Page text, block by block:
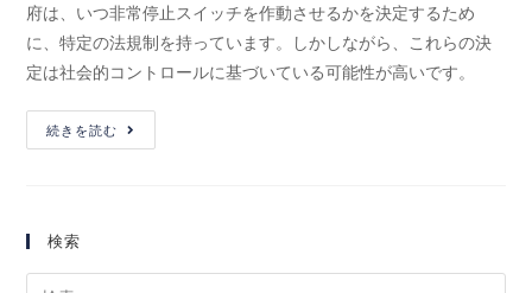
府は、いつ非常停止スイッチを作動させるかを決定するため
に、特定の法規制を持っています。しかしながら、これらの決
定は社会的コントロールに基づいている可能性が高いです。
続きを読む
検索